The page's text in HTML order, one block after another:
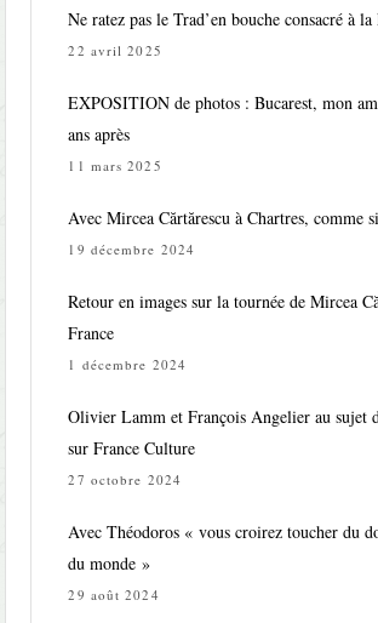
Ne ratez pas le Trad’en bouche consacré à
22 avril 2025
EXPOSITION de photos : Bucarest, mon
ans après
11 mars 2025
Avec Mircea Cărtărescu à Chartres, comme
19 décembre 2024
Retour en images sur la tournée de Mircea
France
1 décembre 2024
Olivier Lamm et François Angelier au sujet
sur France Culture
27 octobre 2024
Avec Théodoros « vous croirez toucher du
du monde »
29 août 2024